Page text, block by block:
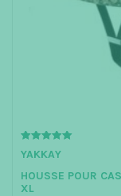
5.00
out of 5
YAKKAY
HOUSSE POUR
XL